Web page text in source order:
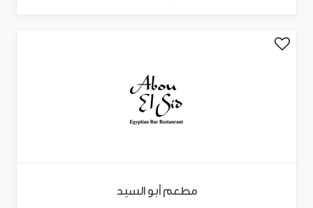
مطعم أبو السيد